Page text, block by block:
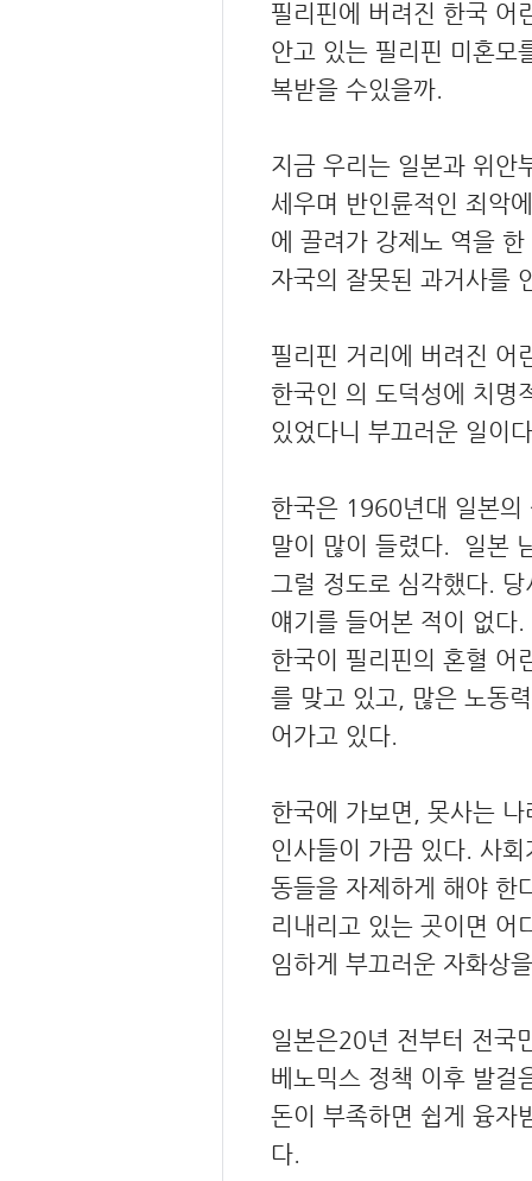
필리핀에 버려진 한국
안고 있는 필리핀 미혼모
복받을 수있을까.
지금 우리는 일본과 위안
세우며 반인륜적인 죄악
에 끌려가 강제노 역을
자국의 잘못된 과거사를
필리핀 거리에 버려진 어
한국인 의 도덕성에 치명
있었다니 부끄러운 일이
한국은 1960년대 일본의
말이 많이 들렸다. 일본
그럴 정도로 심각했다.
얘기를 들어본 적이 없다
한국이 필리핀의 혼혈 어
를 맞고 있고, 많은 노동
어가고 있다.
한국에 가보면, 못사는
인사들이 가끔 있다. 사
동들을 자제하게 해야 한
리내리고 있는 곳이면 어
임하게 부끄러운 자화상
일본은20년 전부터 전국
베노믹스 정책 이후 발걸
돈이 부족하면 쉽게 융자
다.